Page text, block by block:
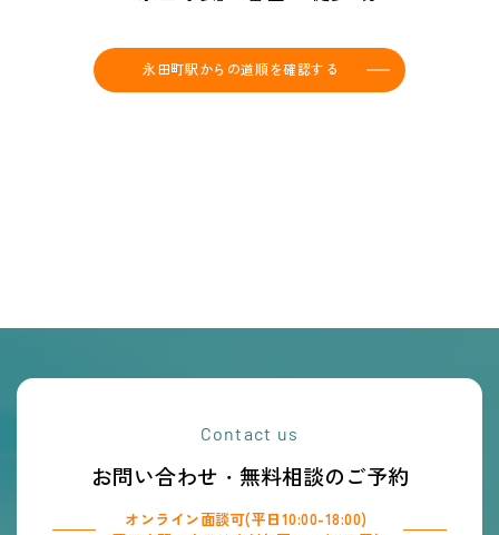
永田町駅からの道順を確認する
Contact us
お問い合わせ・無料相談のご予約
オンライン面談可(平日10:00-18:00)